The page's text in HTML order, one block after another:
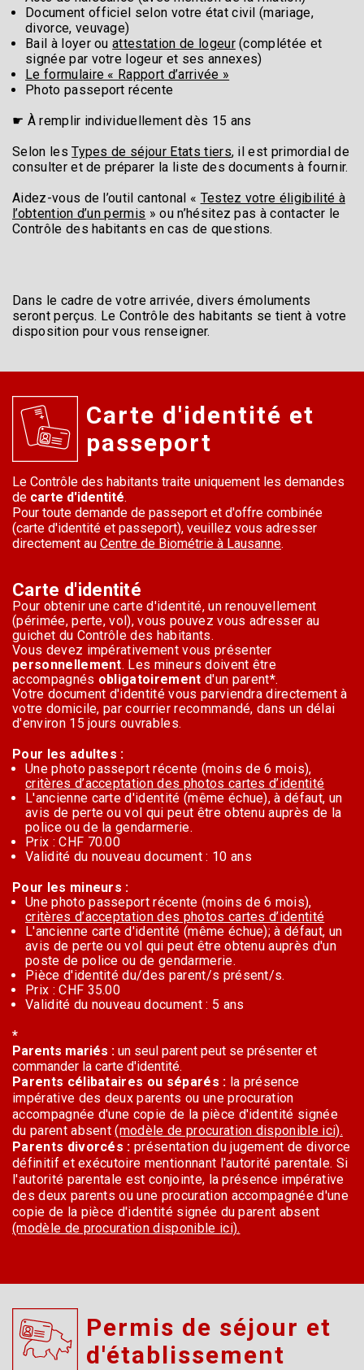
Document officiel selon votre état civil (mariage,
divorce, veuvage)
Bail à loyer ouattestation de logeur(complétée et
signée par votre logeur et ses annexes)
Le formulaire « Rapport d’arrivée »
Photo passeport récente
☛ À remplir individuellement dès 15 ans
Selon lesTypes de séjour Etats tiers, il est primordial de
consulter et de préparer la liste des documents à fournir.
Aidez-vous de l’outil cantonal « Testez votre éligibilité à
l’obtention d’un permis » ou n’hésitez pas à contacter le
Contrôle des habitants en cas de questions.
Dans le cadre de votre arrivée, divers émoluments
seront perçus. Le Contrôle des habitants se tient à votre
disposition pour vous renseigner.
Carte d'identité et
passeport
Le Contrôle des habitants traite uniquement les demandes
de carte d'identité.
Pour toute demande de passeport et d'offre combinée
(carte d'identité et passeport), veuillez vous adresser
directement au Centre de Biométrie à Lausanne.
Carte d'identité
Pour obtenir une carte d'identité, un renouvellement
(périmée, perte, vol), vous pouvez vous adresser au
guichet du Contrôle des habitants.
Vous devez impérativement vous présenter
personnellement. Les mineurs doivent être
accompagnés obligatoirement d'un parent*.
Votre document d'identité vous parviendra directement à
votre domicile, par courrier recommandé, dans un délai
d'environ 15 jours ouvrables.
Pour les adultes :
Une photo passeport récente (moins de 6 mois),
critères d’acceptation des photos cartes d’identité
L'ancienne carte d'identité (même échue), à défaut, un
avis de perte ou vol qui peut être obtenu auprès de la
police ou de la gendarmerie.
Prix : CHF 70.00
Validité du nouveau document : 10 ans
Pour les mineurs :
Une photo passeport récente (moins de 6 mois),
critères d’acceptation des photos cartes d’identité
L'ancienne carte d'identité (même échue); à défaut, un
avis de perte ou vol qui peut être obtenu auprès d'un
poste de police ou de gendarmerie.
Pièce d'identité du/des parent/s présent/s.
Prix : CHF 35.00
Validité du nouveau document : 5 ans
*
Parents mariés : un seul parent peut se présenter et
commander la carte d'identité.
Parents célibataires ou séparés : la présence
impérative des deux parents ou une procuration
accompagnée d'une copie de la pièce d'identité signée
du parent absent(modèle de procuration disponible ici).
Parents divorcés : présentation du jugement de divorce
définitif et exécutoire mentionnant l'autorité parentale. Si
l'autorité parentale est conjointe, la présence impérative
des deux parents ou une procuration accompagnée d'une
copie de la pièce d'identité signée du parent absent
(modèle de procuration disponible ici).
Permis de séjour et
d'établissement